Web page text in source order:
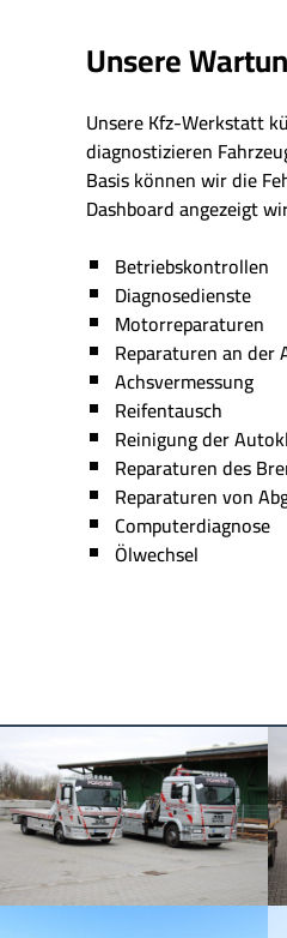
Unsere
Unsere Kfz-Werkstatt
diagnostizieren
Basis können wir die
Dashboard angezeigt
Betriebskontrollen
Diagnosedienste
Motorreparaturen
Reparaturen an der
Achsvermessung
Reifentausch
Reinigung der
Reparaturen des
Reparaturen von
Computerdiagnose
Ölwechsel